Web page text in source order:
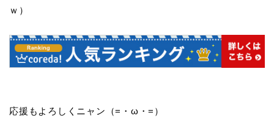
ｗ）
応援もよろしくニャン（=・ω・=）